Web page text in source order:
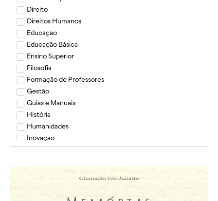
Direito
Direitos Humanos
Educação
Educação Básica
Ensino Superior
Filosofia
Formação de Professores
Gestão
Guias e Manuais
História
Humanidades
Inovação